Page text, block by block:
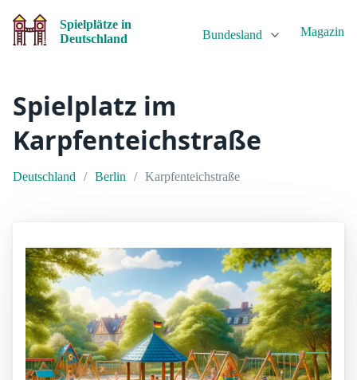
Spielplätze in
Deutschland
Bundesland Magazin
Spielplatz im
Karpfenteichstraße
Deutschland Berlin Karpfenteichstraße